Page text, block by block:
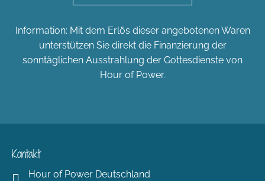
Information: Mit dem Erlös dieser angebotenen Waren
unterstützen Sie direkt die Finanzierung der
sonntäglichen Ausstrahlung der Gottesdienste von
Hour of Power.
Kontakt
Hour of Power Deutschland